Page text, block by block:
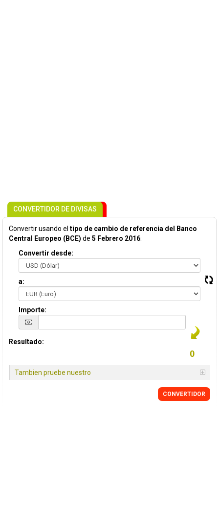
CONVERTIDOR DE DIVISAS
Convertir usando el tipo de cambio de referencia del Banco
Central Europeo (BCE) de 5 Febrero 2016:
Convertir desde:
a:
Importe:
Resultado:
Tambien pruebe nuestro
CONVERTIDOR